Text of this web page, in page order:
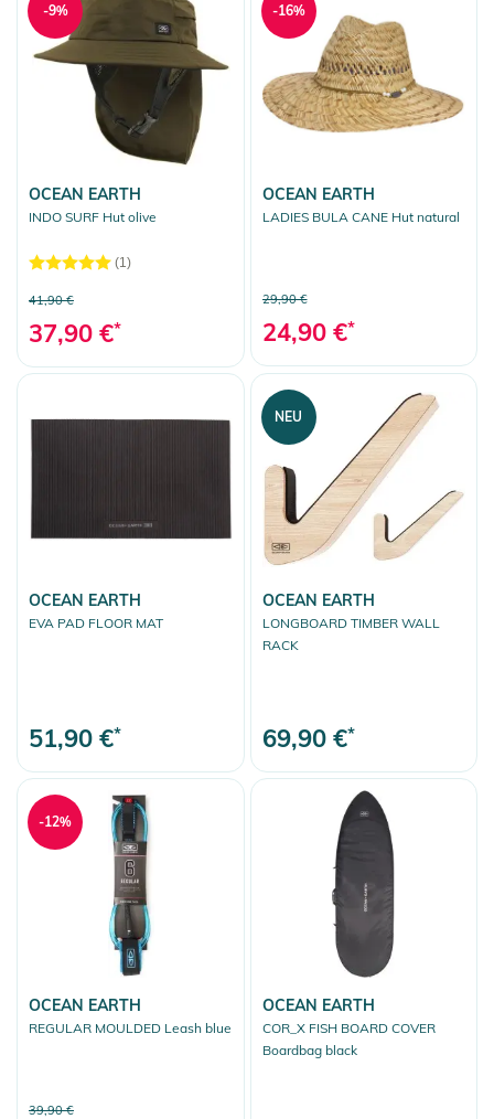
OCEAN EARTH
INDO SURF Hut olive
(1)
41,90 €
37,90 €*
-9%
OCEAN EARTH
LADIES BULA CANE Hut natural
29,90 €
24,90 €*
-16%
OCEAN EARTH
EVA PAD FLOOR MAT
51,90 €*
OCEAN EARTH
LONGBOARD TIMBER WALL
RACK
69,90 €*
NEU
OCEAN EARTH
REGULAR MOULDED Leash blue
39,90 €
-12%
OCEAN EARTH
COR_X FISH BOARD COVER
Boardbag black